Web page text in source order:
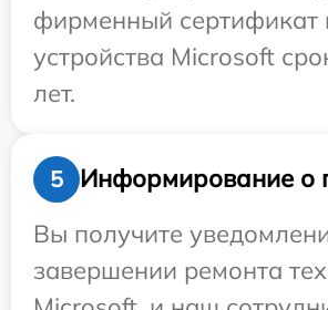
фирменный сертификат
устройства Microsoft
лет.
5
Информирование о
Вы получите
завершении ремонта